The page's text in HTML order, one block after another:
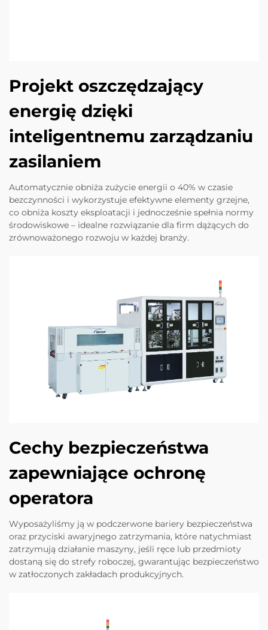
Projekt oszczędzający
energię dzięki
inteligentnemu zarządzaniu
zasilaniem
Automatycznie obniża zużycie energii o 40% w czasie
bezczynności i wykorzystuje efektywne elementy grzejne,
co obniża koszty eksploatacji i jednocześnie spełnia normy
środowiskowe – idealne rozwiązanie dla firm dążących do
zrównoważonego rozwoju w każdej branży.
Cechy bezpieczeństwa
zapewniające ochronę
operatora
Wyposażyliśmy ją w podczerwone bariery bezpieczeństwa
oraz przyciski awaryjnego zatrzymania, które natychmiast
zatrzymują działanie maszyny, jeśli ręce lub przedmioty
dostaną się do strefy roboczej, gwarantując bezpieczeństwo
w zatłoczonych zakładach produkcyjnych.